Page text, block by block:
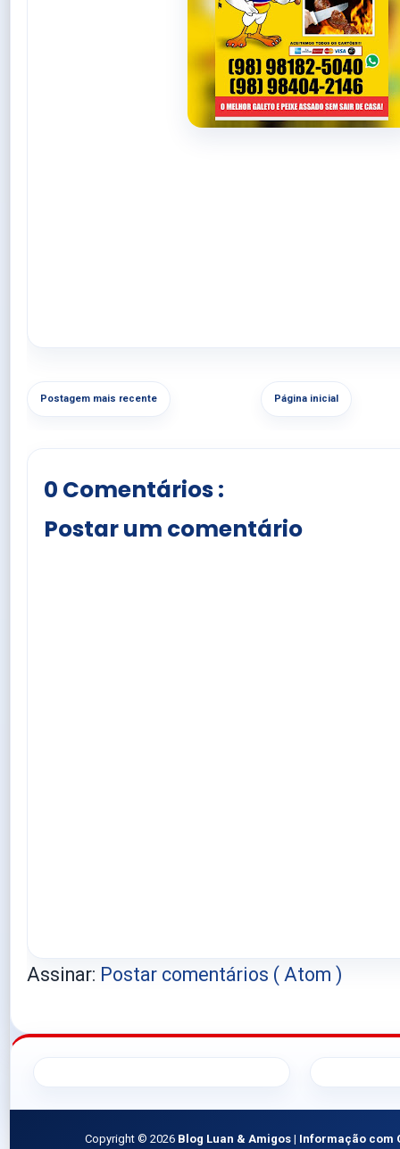
Postagem mais recente Página inicial
0 Comentários :
Postar um comentário
Assinar: Postar comentários ( Atom )
Copyright © 2026 Blog Luan & Amigos | Informação